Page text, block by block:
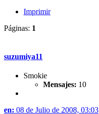
Imprimir
Páginas: 1
suzumiya11
Smokie
Mensajes: 10
en: 08 de Julio de 2008, 03:03